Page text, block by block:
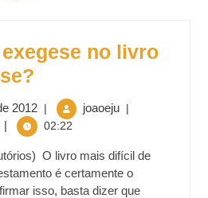
no livro
2012 | joaoeju |
| 02:22
O livro mais difícil de
é certamente o
isso, basta dizer que